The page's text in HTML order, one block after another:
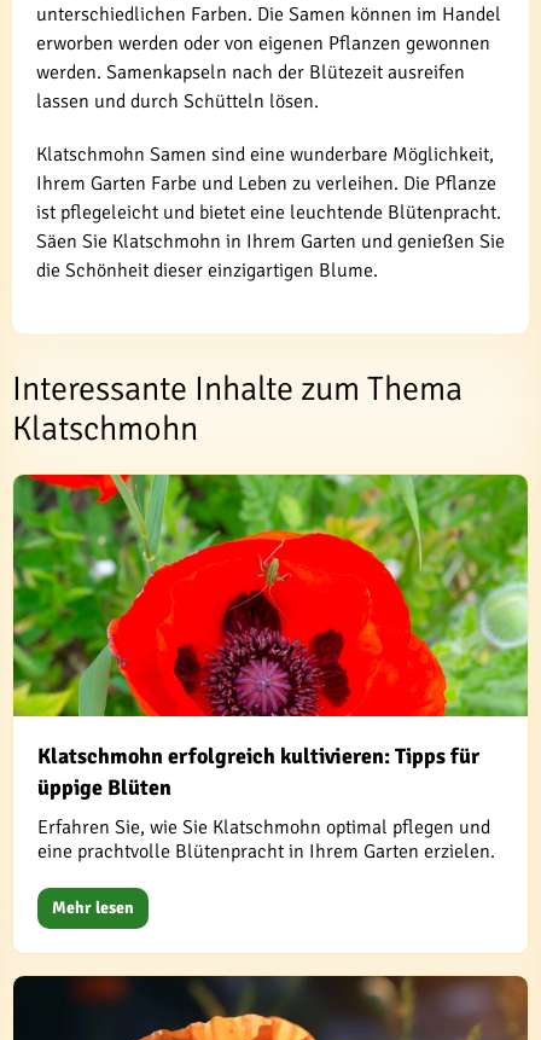
unterschiedlichen Farben. Die Samen können im Handel
erworben werden oder von eigenen Pflanzen gewonnen
werden. Samenkapseln nach der Blütezeit ausreifen
lassen und durch Schütteln lösen.
Klatschmohn Samen sind eine wunderbare Möglichkeit,
Ihrem Garten Farbe und Leben zu verleihen. Die Pflanze
ist pflegeleicht und bietet eine leuchtende Blütenpracht.
Säen Sie Klatschmohn in Ihrem Garten und genießen Sie
die Schönheit dieser einzigartigen Blume.
Interessante Inhalte zum Thema
Klatschmohn
Klatschmohn erfolgreich kultivieren: Tipps für
üppige Blüten
Erfahren Sie, wie Sie Klatschmohn optimal pflegen und
eine prachtvolle Blütenpracht in Ihrem Garten erzielen.
Mehr lesen